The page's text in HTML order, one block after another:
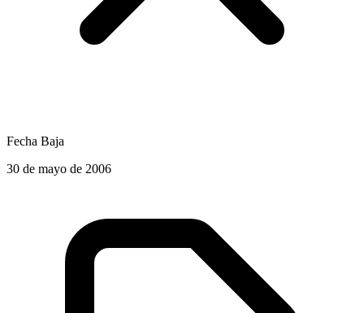
Fecha Baja
30 de mayo de 2006